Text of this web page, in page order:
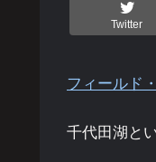
Twitter
フィールド
千代田湖と